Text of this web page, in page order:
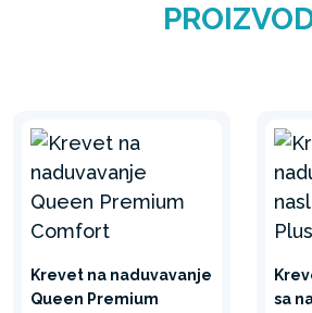
Krevet na naduvavanje
Queen Premium
sa